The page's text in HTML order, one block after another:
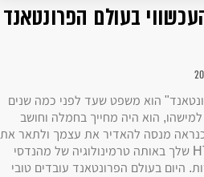
בעולם הפרונטאנד
הוא משפט שעד לפני כמה שנים
הוא היה מחייך בחמלה וחושב
מנסה להאדיר את עצמך ולתאר את
כתיבת ה-HTML שלך באותה טרמינולוגיה של מהנדסי
היום בעולם הפרונטאנד עובדים טובי